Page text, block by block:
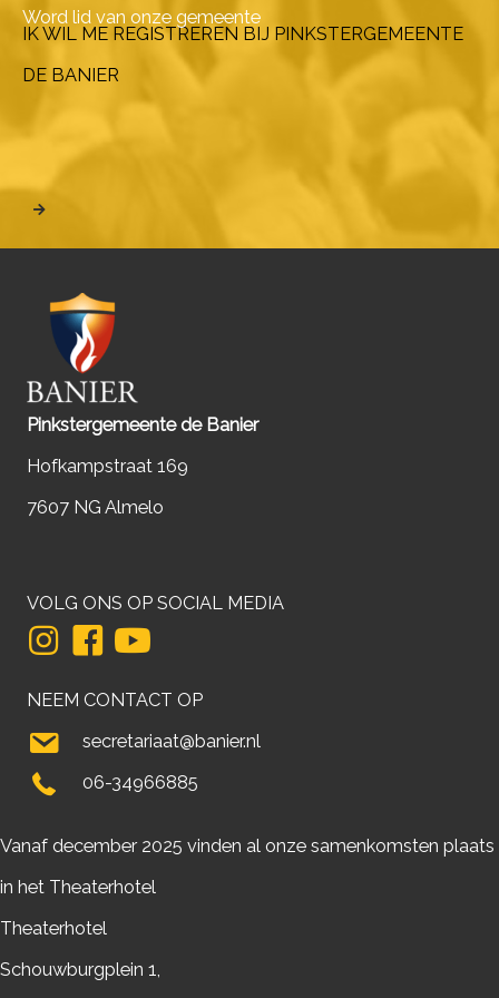
Word lid van onze gemeente
IK WIL ME REGISTREREN BIJ PINKSTERGEMEENTE
DE BANIER
Pinkstergemeente de Banier
Hofkampstraat 169
7607 NG Almelo
VOLG ONS OP SOCIAL MEDIA
NEEM CONTACT OP
secretariaat@banier.nl
06-34966885
Vanaf december 2025 vinden al onze samenkomsten plaats
in het Theaterhotel
Theaterhotel
Schouwburgplein 1,